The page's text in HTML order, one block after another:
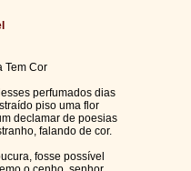
Tem Cor
perfumados dias
piso uma flor
declamar de poesias
falando de cor.
fosse possível